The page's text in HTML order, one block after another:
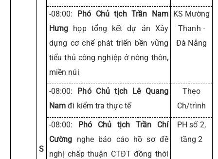
S
-08:00: Phó Chủ tịch Trần Nam
Hưng họp tổng kết dự án Xây
dựng cơ chế phát triển bền vững
tiểu thủ công nghiệp ở nông thôn,
miền núi
KS Mường
Thanh -
Đà Nẵng
-08:00: Phó Chủ tịch Lê Quang
Nam đi kiểm tra thực tế
Theo
Ch/trình
-08:00: Phó Chủ tịch Trần Chí
Cường nghe báo cáo hồ sơ đề
nghị chấp thuận CTĐT đồng thời
PH số 2,
tầng 2